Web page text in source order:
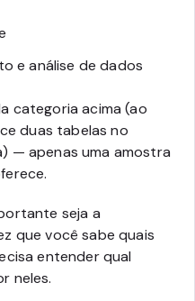
e análise de dados
categoria acima (ao
duas tabelas no
— apenas uma amostra
seja a
que você sabe quais
entender qual
neles.